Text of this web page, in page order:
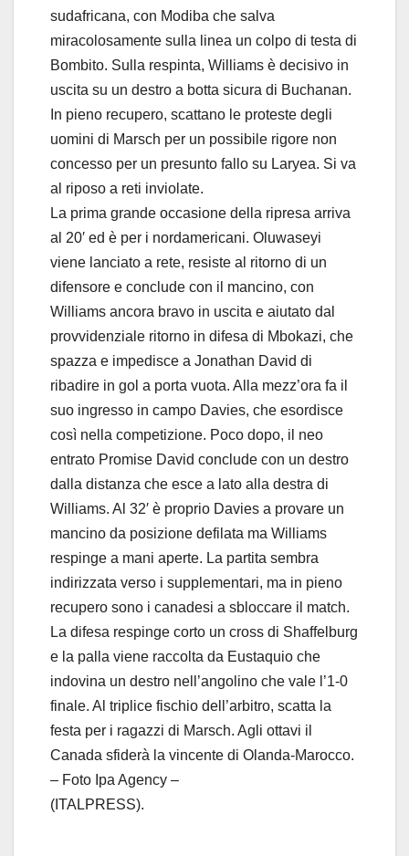
sudafricana, con Modiba che salva
miracolosamente sulla linea un colpo di testa di
Bombito. Sulla respinta, Williams è decisivo in
uscita su un destro a botta sicura di Buchanan.
In pieno recupero, scattano le proteste degli
uomini di Marsch per un possibile rigore non
concesso per un presunto fallo su Laryea. Si va
al riposo a reti inviolate.
La prima grande occasione della ripresa arriva
al 20′ ed è per i nordamericani. Oluwaseyi
viene lanciato a rete, resiste al ritorno di un
difensore e conclude con il mancino, con
Williams ancora bravo in uscita e aiutato dal
provvidenziale ritorno in difesa di Mbokazi, che
spazza e impedisce a Jonathan David di
ribadire in gol a porta vuota. Alla mezz’ora fa il
suo ingresso in campo Davies, che esordisce
così nella competizione. Poco dopo, il neo
entrato Promise David conclude con un destro
dalla distanza che esce a lato alla destra di
Williams. Al 32′ è proprio Davies a provare un
mancino da posizione defilata ma Williams
respinge a mani aperte. La partita sembra
indirizzata verso i supplementari, ma in pieno
recupero sono i canadesi a sbloccare il match.
La difesa respinge corto un cross di Shaffelburg
e la palla viene raccolta da Eustaquio che
indovina un destro nell’angolino che vale l’1-0
finale. Al triplice fischio dell’arbitro, scatta la
festa per i ragazzi di Marsch. Agli ottavi il
Canada sfiderà la vincente di Olanda-Marocco.
– Foto Ipa Agency –
(ITALPRESS).